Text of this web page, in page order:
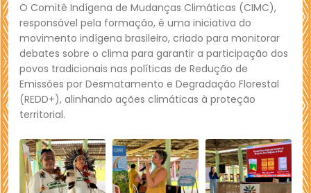
O Comitê Indígena de Mudanças Climáticas (CIMC),
responsável pela formação, é uma iniciativa do
movimento indígena brasileiro, criado para monitorar
debates sobre o clima para garantir a participação dos
povos tradicionais nas políticas de Redução de
Emissões por Desmatamento e Degradação Florestal
(REDD+), alinhando ações climáticas à proteção
territorial.